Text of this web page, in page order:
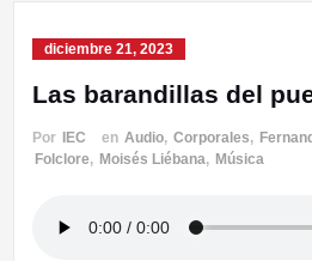
diciembre 21, 2023
Las barandillas del
Por IEC en Audio, Corporales,
Folclore, Moisés Liébana, Música